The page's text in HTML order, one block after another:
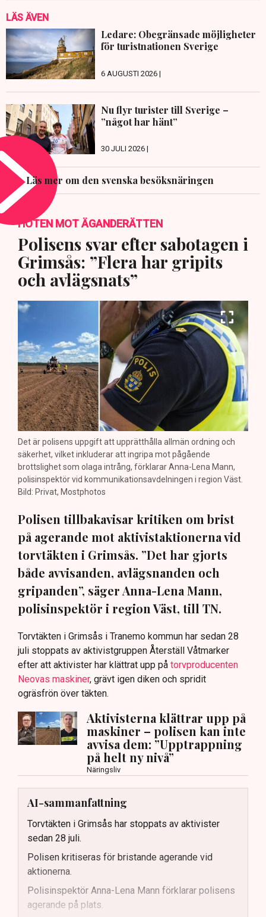
LÄS ÄVEN
Ledare: Obegränsade möjligheter
för turistnationen Sverige
6 AUGUSTI 2026 |
Nu flyr turister till Sverige –
”något har hänt”
30 JULI 2026 |
Läs mer om den svenska besöksnäringen
HOTEN MOT ÄGANDERÄTTEN
Polisens svar efter sabotagen i
Grimsås: ”Flera har gripits
och avlägsnats”
Det är polisens uppgift att upprätthålla allmän ordning och
säkerhet, vilket inkluderar att ingripa mot pågående
brottslighet som olaga intrång, förklarar Anna-Lena Mann,
polisinspektör vid kommunikationsavdelningen i region Väst.
Bild: Privat, Mostphotos
Polisen tillbakavisar kritiken om brist
på agerande mot aktivistaktionerna vid
torvtäkten i Grimsås. ”Det har gjorts
både avvisanden, avlägsnanden och
gripanden”, säger Anna-Lena Mann,
polisinspektör i region Väst, till TN.
Torvtäkten i Grimsås i Tranemo kommun har sedan 28
juli stoppats av aktivistgruppen Återställ Våtmarker
efter att aktivister har klättrat upp på torvproducenten
Neovas maskiner, grävt igen diken och spridit
ogräsfrön över täkten.
Aktivisterna klättrar upp på
maskiner – polisen kan inte
avvisa dem: ”Upptrappning
på helt ny nivå”
Näringsliv
AI-sammanfattning
Torvtäkten i Grimsås har stoppats av aktivister
sedan 28 juli.
Polisen kritiseras för bristande agerande vid
aktionerna.
Polisinspektör Anna-Lena Mann förklarar polisens
agerande på plats.